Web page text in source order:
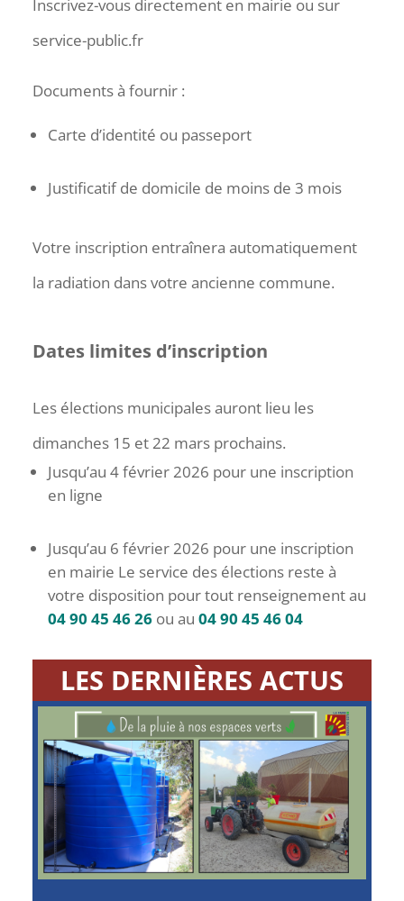
Inscrivez-vous directement en mairie ou sur
service-public.fr
Documents à fournir :
Carte d’identité ou passeport
Justificatif de domicile de moins de 3 mois
Votre inscription entraînera automatiquement
la radiation dans votre ancienne commune.
Dates limites d’inscription
Les élections municipales auront lieu les
dimanches 15 et 22 mars prochains.
Jusqu’au 4 février 2026 pour une inscription
en ligne
Jusqu’au 6 février 2026 pour une inscription
en mairie Le service des élections reste à
votre disposition pour tout renseignement au
04 90 45 46 26ou au 04 90 45 46 04
LES DERNIÈRES ACTUS